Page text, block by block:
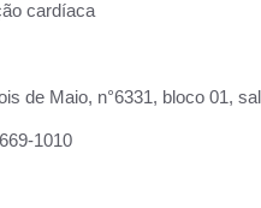
cardíaca
de Maio, n°6331, bloco 01,
1010